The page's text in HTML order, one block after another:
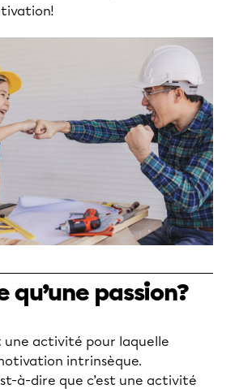
qu’une passion?
une activité pour laquelle
intrinsèque.
à-dire que c’est une activité